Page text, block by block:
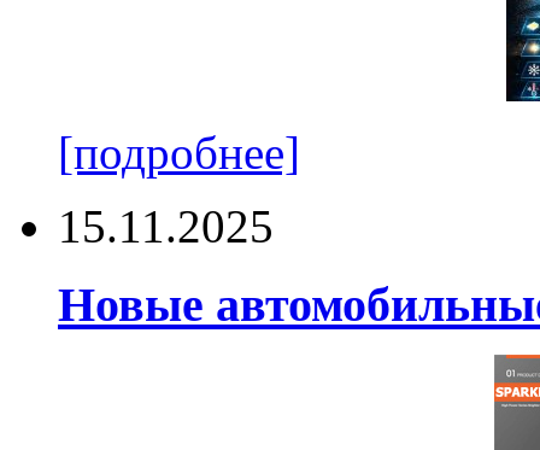
[подробнее]
15.11.2025
Новые